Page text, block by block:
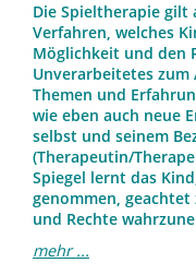
Die Spieltherapie gilt
Verfahren, welches
Möglichkeit und den
Unverarbeitetes zum
Themen und
wie eben auch neue
selbst und seinem
(Therapeutin/
Spiegel lernt das
genommen,
und Rechte
mehr ...